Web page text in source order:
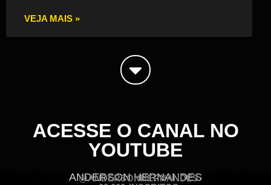
VEJA MAIS »
ACESSE O CANAL NO
YOUTUBE
ANDERSON HERNANDES
@ANDERSONHERNANDES